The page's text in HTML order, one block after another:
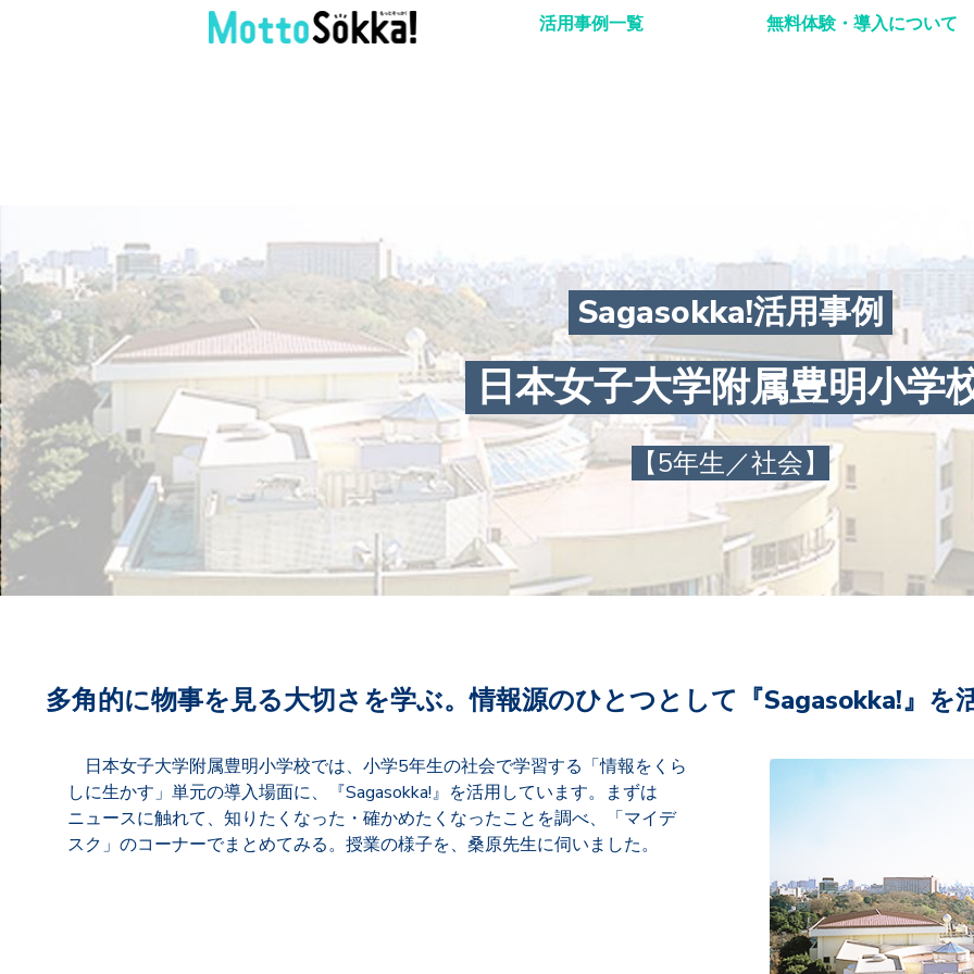
活用事例一覧 無料体験・導入について
Sagasokka!活用事例
日本女子大学附属豊明小学
【5年生／社会】
多角的に物事を見る大切さを学ぶ。情報源のひとつとして『Sagasokka!』を
日本女子大学附属豊明小学校では、小学5年生の社会で学習する「情報をくら
しに生かす」単元の導入場面に、『Sagasokka!』を活用しています。まずは
ニュースに触れて、知りたくなった・確かめたくなったことを調べ、「マイデ
スク」のコーナーでまとめてみる。授業の様子を、桑原先生に伺いました。